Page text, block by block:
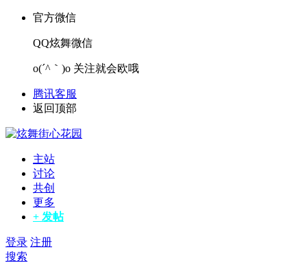
官方微信
QQ炫舞微信
o(´^｀)o 关注就会欧哦
腾讯客服
返回顶部
主站
讨论
共创
更多
+ 发帖
登录 注册
搜索